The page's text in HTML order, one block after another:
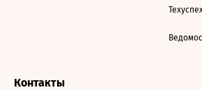
Контакты